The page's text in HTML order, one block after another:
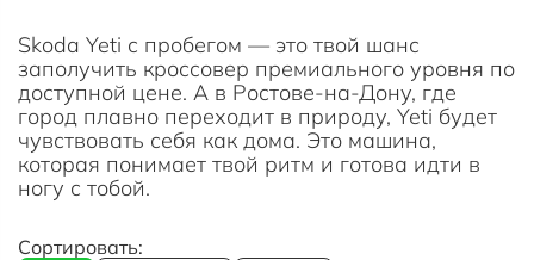
Skoda Yeti с пробегом — это твой шанс
заполучить кроссовер премиального уровня по
доступной цене. А в Ростове-на-Дону, где
город плавно переходит в природу, Yeti будет
чувствовать себя как дома. Это машина,
которая понимает твой ритм и готова идти в
ногу с тобой.
Сортировать: